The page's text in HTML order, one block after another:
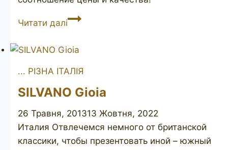
Читати даліBARTOLI
Luxe
... РІЗНА ІТАЛІЯ
SILVANO Gioia
26 Травня, 201313 Жовтня, 2022
Италия Отвлечемся немного от британской
классики, чтобы презентовать иной – южный